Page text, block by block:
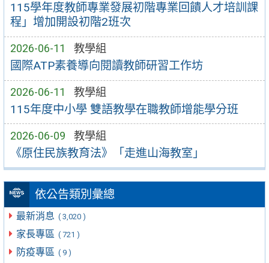
115學年度教師專業發展初階專業回饋人才培訓課
程」增加開設初階2班次
2026-06-11 教學組
國際ATP素養導向閱讀教師研習工作坊
2026-06-11 教學組
115年度中小學 雙語教學在職教師增能學分班
2026-06-09 教學組
《原住民族教育法》「走進山海教室」
依公告類別彙總
最新消息 ( 3,020 )
家長專區 ( 721 )
防疫專區 ( 9 )